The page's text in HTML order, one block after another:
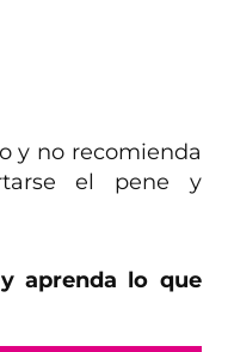
y no recomienda
el pene y
aprenda lo que